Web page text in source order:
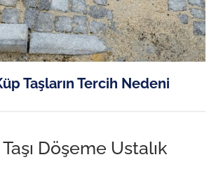
Taşların Tercih Nedeni
Döşeme Ustalık